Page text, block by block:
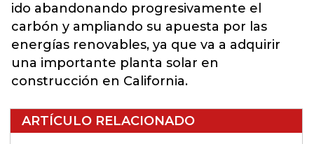
ido abandonando progresivamente el
carbón y ampliando su apuesta por las
energías renovables, ya que va a adquirir
una importante planta solar en
construcción en California.
ARTÍCULO RELACIONADO